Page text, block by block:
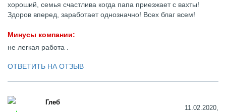
хороший, семья счастлива когда папа приезжает с вахты!
Здоров вперед, заработает однозначно! Всех благ всем!
Минусы компании:
не легкая работа .
ОТВЕТИТЬ НА ОТЗЫВ
Глеб
11.02.2020,